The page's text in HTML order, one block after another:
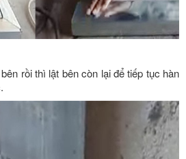
rồi thì lật bên còn lại để tiếp tục hàn